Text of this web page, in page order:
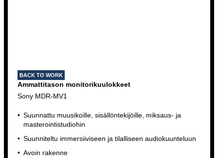
BACK TO WORK
Ammattitason monitorikuulokkeet
Sony MDR-MV1
Suunnattu muusikoille, sisällöntekijöille, miksaus- ja
masterointistudiohin
Suunniteltu immersiiviseen ja tilalliseen audiokuunteluun
Avoin rakenne